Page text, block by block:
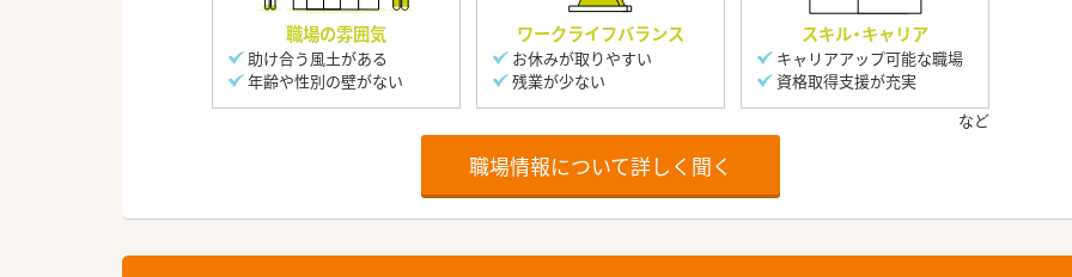
職場の雰囲気
助け合う風土がある
年齢や性別の壁がない
ワークライフバランス
お休みが取りやすい
残業が少ない
スキル・キャリア
キャリアアップ可能な職場
資格取得支援が充実
職場情報について詳しく聞く